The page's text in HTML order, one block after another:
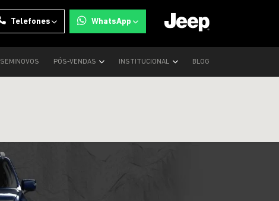
Telefones WhatsApp
SEMINOVOS PÓS-VENDAS INSTITUCIONAL BLOG